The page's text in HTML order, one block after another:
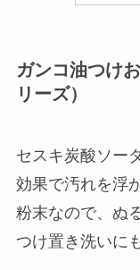
ガンコ油つけ
リーズ）
セスキ炭酸ソー
効果で汚れを浮
粉末なので、ぬ
つけ置き洗いに